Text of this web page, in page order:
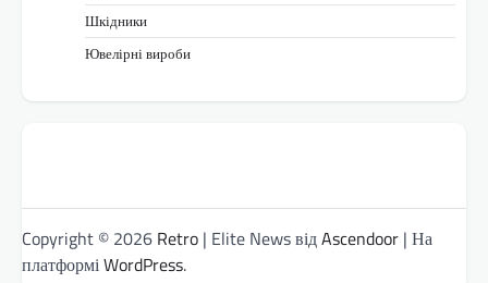
Шкідники
Ювелірні вироби
Copyright © 2026 Retro | Elite News відAscendoor | На
платформіWordPress.